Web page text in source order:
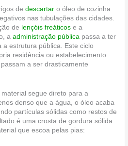
dedescartar o óleo de cozinha
nas tubulações das cidades.
de lençóis freáticos e a
a administração pública passa a ter
estrutura pública. Este ciclo
residência ou estabelecimento
a ser drasticamente
segue direto para a
denso que a água, o óleo acaba
partículas sólidas como restos de
é uma crosta de gordura sólida
que escoa pelas pias: